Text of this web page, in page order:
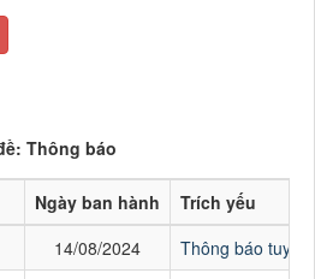
Thông báo
Ngày ban hành
Trích yếu
14/08/2024
Thông báo